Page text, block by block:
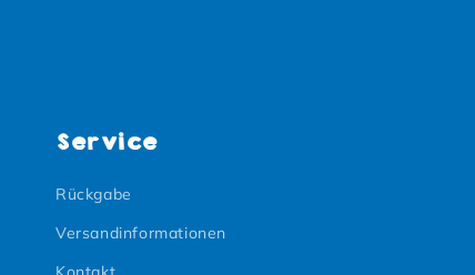
Service
Rückgabe
Versandinformationen